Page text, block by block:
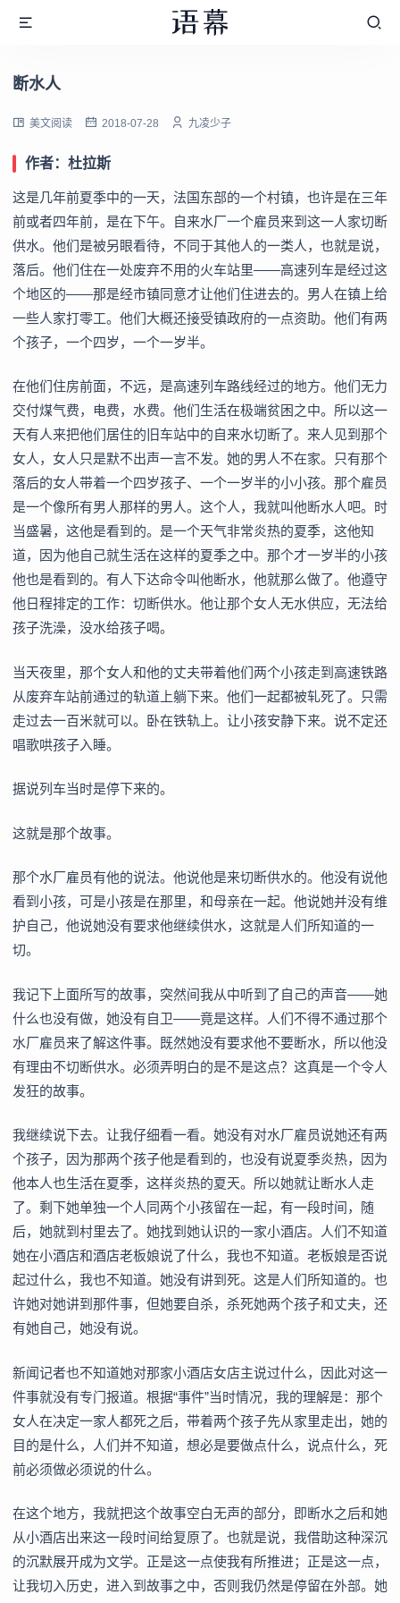
断水人
美文阅读 2018-07-28 九凌少子
作者：杜拉斯
这是几年前夏季中的一天，法国东部的一个村镇，也许是在三年
前或者四年前，是在下午。自来水厂一个雇员来到这一人家切断
供水。他们是被另眼看待，不同于其他人的一类人，也就是说，
落后。他们住在一处废弃不用的火车站里——高速列车是经过这
个地区的——那是经市镇同意才让他们住进去的。男人在镇上给
一些人家打零工。他们大概还接受镇政府的一点资助。他们有两
个孩子，一个四岁，一个一岁半。
在他们住房前面，不远，是高速列车路线经过的地方。他们无力
交付煤气费，电费，水费。他们生活在极端贫困之中。所以这一
天有人来把他们居住的旧车站中的自来水切断了。来人见到那个
女人，女人只是默不出声一言不发。她的男人不在家。只有那个
落后的女人带着一个四岁孩子、一个一岁半的小小孩。那个雇员
是一个像所有男人那样的男人。这个人，我就叫他断水人吧。时
当盛暑，这他是看到的。是一个天气非常炎热的夏季，这他知
道，因为他自己就生活在这样的夏季之中。那个才一岁半的小孩
他也是看到的。有人下达命令叫他断水，他就那么做了。他遵守
他日程排定的工作：切断供水。他让那个女人无水供应，无法给
孩子洗澡，没水给孩子喝。
当天夜里，那个女人和他的丈夫带着他们两个小孩走到高速铁路
从废弃车站前通过的轨道上躺下来。他们一起都被轧死了。只需
走过去一百米就可以。卧在铁轨上。让小孩安静下来。说不定还
唱歌哄孩子入睡。
据说列车当时是停下来的。
这就是那个故事。
那个水厂雇员有他的说法。他说他是来切断供水的。他没有说他
看到小孩，可是小孩是在那里，和母亲在一起。他说她并没有维
护自己，他说她没有要求他继续供水，这就是人们所知道的一
切。
我记下上面所写的故事，突然间我从中听到了自己的声音——她
什么也没有做，她没有自卫——竟是这样。人们不得不通过那个
水厂雇员来了解这件事。既然她没有要求他不要断水，所以他没
有理由不切断供水。必须弄明白的是不是这点？这真是一个令人
发狂的故事。
我继续说下去。让我仔细看一看。她没有对水厂雇员说她还有两
个孩子，因为那两个孩子他是看到的，也没有说夏季炎热，因为
他本人也生活在夏季，这样炎热的夏天。所以她就让断水人走
了。剩下她单独一个人同两个小孩留在一起，有一段时间，随
后，她就到村里去了。她找到她认识的一家小酒店。人们不知道
她在小酒店和酒店老板娘说了什么，我也不知道。老板娘是否说
起过什么，我也不知道。她没有讲到死。这是人们所知道的。也
许她对她讲到那件事，但她要自杀，杀死她两个孩子和丈夫，还
有她自己，她没有说。
新闻记者也不知道她对那家小酒店女店主说过什么，因此对这一
件事就没有专门报道。根据“事件”当时情况，我的理解是：那个
女人在决定一家人都死之后，带着两个孩子先从家里走出，她的
目的是什么，人们并不知道，想必是要做点什么，说点什么，死
前必须做必须说的什么。
在这个地方，我就把这个故事空白无声的部分，即断水之后和她
从小酒店出来这一段时间给复原了。也就是说，我借助这种深沉
的沉默展开成为文学。正是这一点使我有所推进；正是这一点，
让我切入历史，进入到故事之中，否则我仍然是停留在外部。她